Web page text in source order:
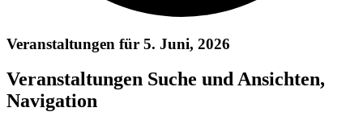
Veranstaltungen für 5. Juni, 2026
Veranstaltungen Suche und Ansichten,
Navigation